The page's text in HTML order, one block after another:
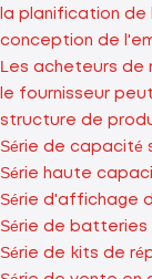
la planification
conception de
Les acheteurs de
le fournisseur
structure de
Série de capacité
Série haute
Série d'affichage
Série de batteries
Série de kits de